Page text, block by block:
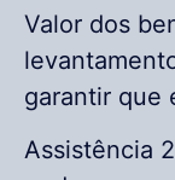
Valor dos
garantir que
Assistência